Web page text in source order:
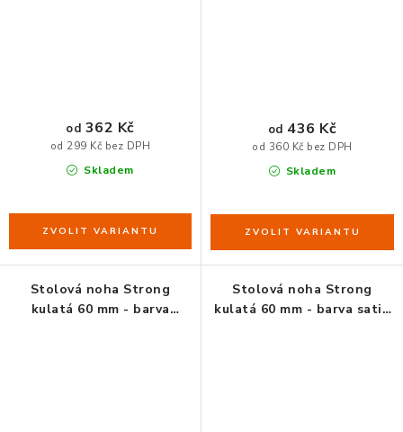
Skladem
od 299 Kč bez DPH
od 362 Kč
Skladem
od 360 Kč bez DPH
od 436 Kč
Stolová noha Strong
kulatá 60 mm - barva
Stolová noha Strong
kulatá 60 mm - barva satin